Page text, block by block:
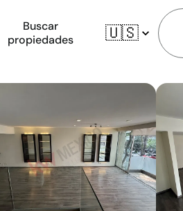
Buscar
propiedades
🇺🇸